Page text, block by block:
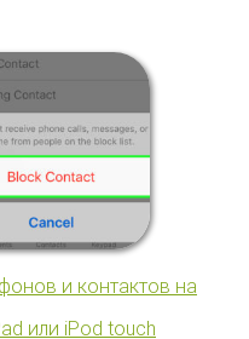
и контактов на
или iPod touch